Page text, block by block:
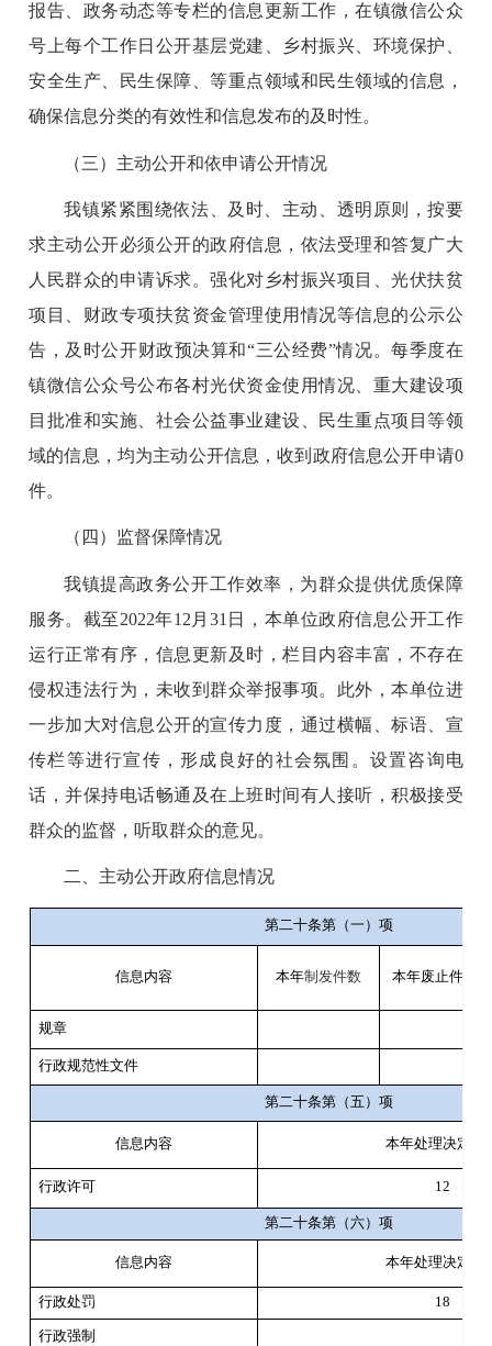
报告、政务动态等专栏的信息更新工作，在镇微信公众
号上每个工作日公开基层党建、乡村振兴、环境保护、
安全生产、民生保障、等重点领域和民生领域的信息，
确保信息分类的有效性和信息发布的及时性。
（三）主动公开和依申请公开情况
我镇紧紧围绕依法、及时、主动、透明原则，按要
求主动公开必须公开的政府信息，依法受理和答复广大
人民群众的申请诉求。强化对乡村振兴项目、光伏扶贫
项目、财政专项扶贫资金管理使用情况等信息的公示公
告，及时公开财政预决算和“三公经费”情况。每季度在
镇微信公众号公布各村光伏资金使用情况、重大建设项
目批准和实施、社会公益事业建设、民生重点项目等领
域的信息，均为主动公开信息，收到政府信息公开申请0
件。
（四）监督保障情况
我镇提高政务公开工作效率，为群众提供优质保障
服务。截至2022年12 月 31 日，本单位政府信息公开工作
运行正常有序，信息更新及时，栏目内容丰富，不存在
侵权违法行为，未收到群众举报事项。此外，本单位进
一步加大对信息公开的宣传力度，通过横幅、标语、宣
传栏等进行宣传，形成良好的社会氛围。设置咨询电
话，并保持电话畅通及在上班时间有人接听，积极接受
群众的监督，听取群众的意见。
二、主动公开政府信息情况
第二十条第（一）项
信息内容 本年制发件数 本年废止件
规章
行政规范性文件
第二十条第（五）项
信息内容 本年处理决定数
行政许可 12
第二十条第（六）项
信息内容 本年处理决定数
行政处罚 18
行政强制